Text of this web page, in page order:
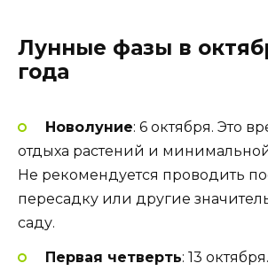
Лунные фазы в
года
Новолуние: 6 октября. Это
отдыха растений и
Не рекомендуется проводить
пересадку или другие
саду.
Первая четверть: 13